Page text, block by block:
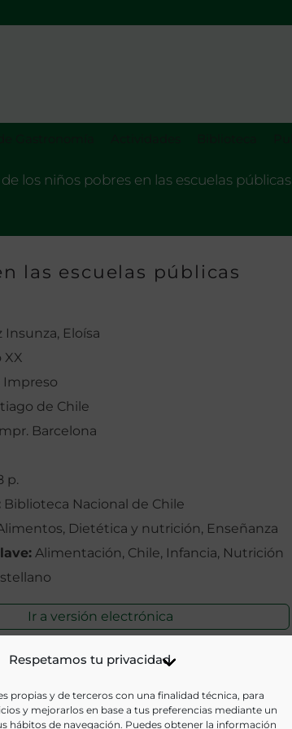
Respetamos tu privacidad
propias y de terceros con una finalidad técnica, para
y mejorarlos en base a tus preferencias mediante un
hábitos de navegación. Puedes obtener la información
los niños pobres en las escuelas públicas
las escuelas públicas
Insunza, Eloísa
XX
Impreso
de Chile
Barcelona
p.
Biblioteca Nacional de Chile
Dietética y nutrición, Enseñanza
Alimentación, Chile, Infancia, Nutrición
Ir a versión electrónica